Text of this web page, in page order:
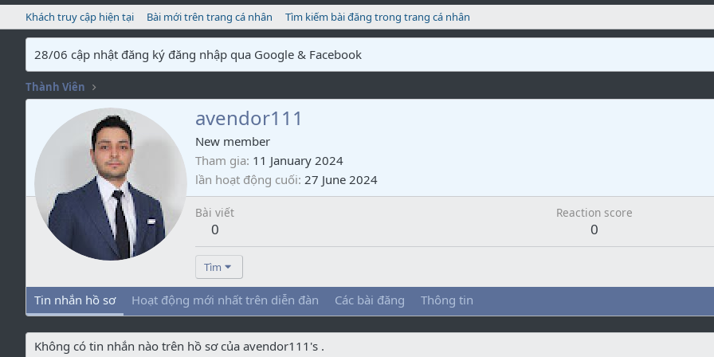
Khách truy cập hiện tại Bài mới trên trang cá nhân Tìm kiếm bài đăng trong trang cá nhân
28/06 cập nhật đăng ký đăng nhập qua Google & Facebook
Thành Viên
avendor111
New member
Tham gia 11 January 2024
lần hoạt động cuối 27 June 2024
Bài viết
0
Reaction score
0
Tìm
Tin nhắn hồ sơ Hoạt động mới nhất trên diễn đàn Các bài đăng Thông tin
Không có tin nhắn nào trên hồ sơ của avendor111's .